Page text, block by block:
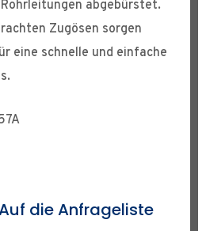
abgebürstet.
Zugösen sorgen
eine schnelle und einfache
die Anfrageliste